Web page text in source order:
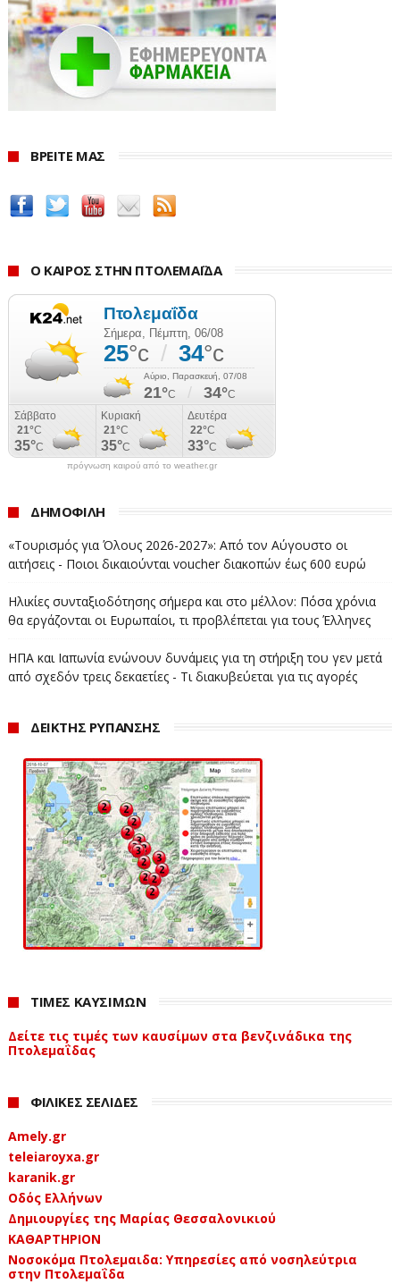
Κρατικών Ενισχύσεων από τις 19 Μαρτίου 2026 (13:00)
και έως τις 30 Ιουνίου 2026 (15:00).
ΣΥΝΤΑΞΗ ΠΕΡΙΚΛΗΣ ΚΑΡΑΦΥΛΛΙΔΗΣ
www.ertnews.gr
ΒΡΕΙΤΕ ΜΑΣ
Ο ΚΑΙΡΟΣ ΣΤΗΝ ΠΤΟΛΕΜΑΪΔΑ
πρόγνωση καιρού από το weather.gr
ΔΗΜΟΦΙΛΗ
«Τουρισμός για Όλους 2026-2027»: Από τον Αύγουστο οι
αιτήσεις - Ποιοι δικαιούνται voucher διακοπών έως 600 ευρώ
Ηλικίες συνταξιοδότησης σήμερα και στο μέλλον: Πόσα χρόνια
θα εργάζονται οι Ευρωπαίοι, τι προβλέπεται για τους Έλληνες
ΗΠΑ και Ιαπωνία ενώνουν δυνάμεις για τη στήριξη του γεν μετά
από σχεδόν τρεις δεκαετίες - Τι διακυβεύεται για τις αγορές
ΔΕΙΚΤΗΣ ΡΥΠΑΝΣΗΣ
ΤΙΜΕΣ ΚΑΥΣΙΜΩΝ
Δείτε τις τιμές των καυσίμων στα βενζινάδικα της
Πτολεμαΐδας
ΦΙΛΙΚΕΣ ΣΕΛΙΔΕΣ
Amely.gr
teleiaroyxa.gr
karanik.gr
Οδός Ελλήνων
Δημιουργίες της Μαρίας Θεσσαλονικιού
ΚΑΘΑΡΤΗΡΙΟΝ
Νοσοκόμα Πτολεμαιδα: Υπηρεσίες από νοσηλεύτρια
στην Πτολεμαΐδα